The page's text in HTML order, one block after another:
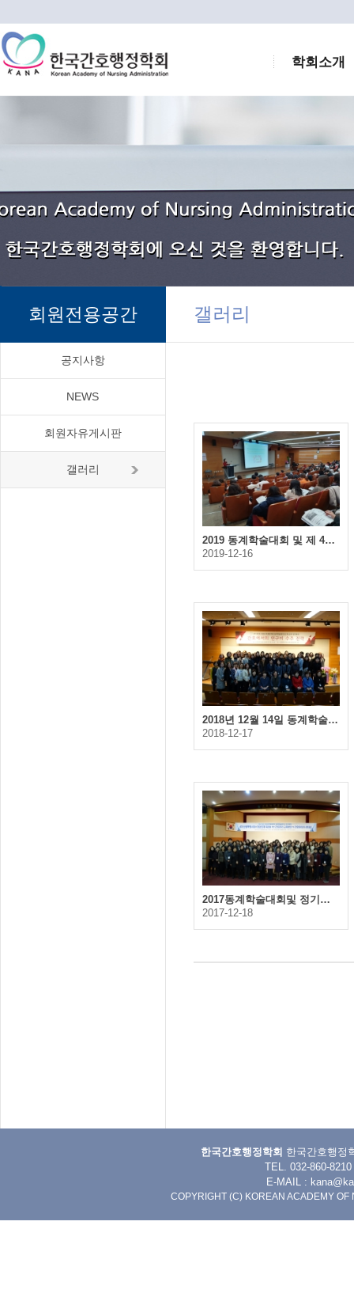
학회소개
회원전용공간
공지사항
NEWS
회원자유게시판
갤러리
갤러리
2019 동계학술대회 및 제 43회 한국간호행정학회 정기총회
2019-12-16
2018년 12월 14일 동계학술대회 및 정기총회
2018-12-17
2017동계학술대회및 정기총회
2017-12-18
한국간호행정학회 한국간호행정
TEL. 032-860-
E-MAIL :
COPYRIGHT (C) KOREAN ACADEMY